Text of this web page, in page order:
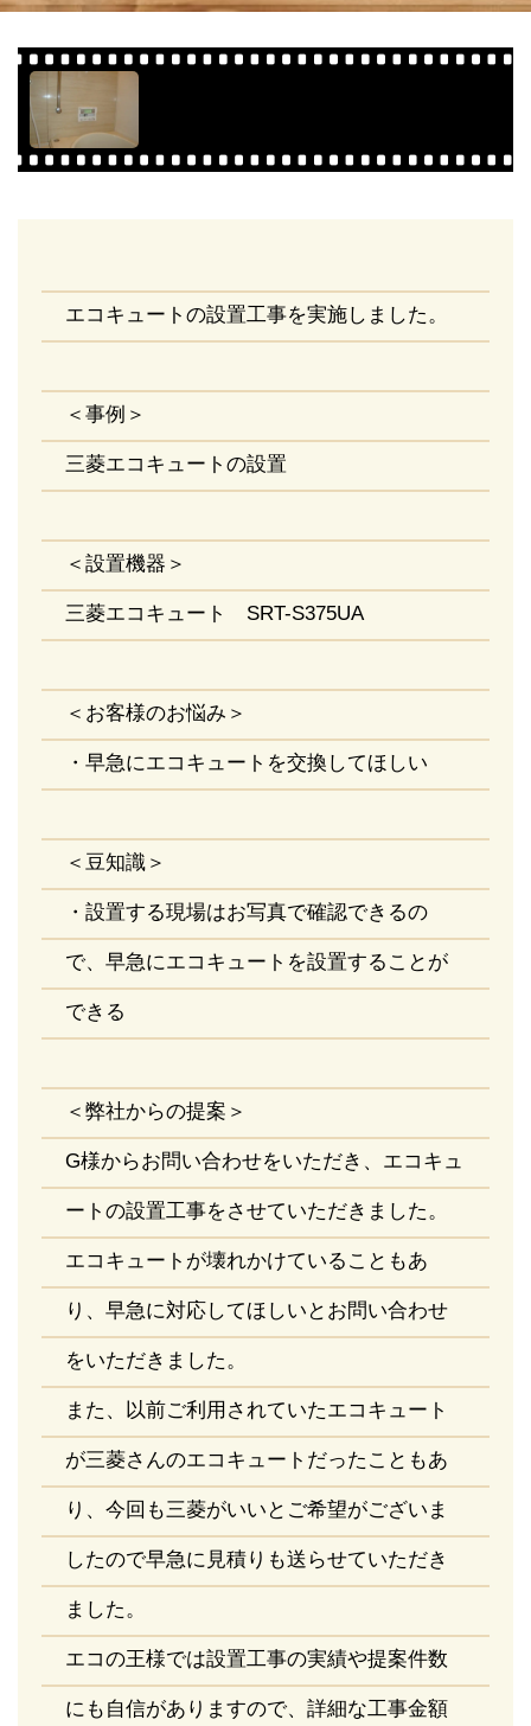
エコキュートの設置工事を実施しました。
＜事例＞
三菱エコキュートの設置
＜設置機器＞
三菱エコキュート SRT-S375UA
＜お客様のお悩み＞
・早急にエコキュートを交換してほしい
＜豆知識＞
・設置する現場はお写真で確認できるの
で、早急にエコキュートを設置することが
できる
＜弊社からの提案＞
G様からお問い合わせをいただき、エコキュ
ートの設置工事をさせていただきました。
エコキュートが壊れかけていることもあ
り、早急に対応してほしいとお問い合わせ
をいただきました。
また、以前ご利用されていたエコキュート
が三菱さんのエコキュートだったこともあ
り、今回も三菱がいいとご希望がございま
したので早急に見積りも送らせていただき
ました。
エコの王様では設置工事の実績や提案件数
にも自信がありますので、詳細な工事金額